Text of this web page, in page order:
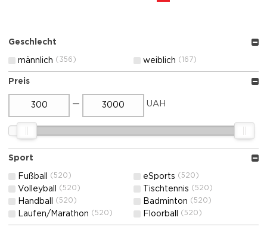
Geschlecht
männlich (356) weiblich (167)
Preis
— UAH
Sport
Fußball (520)
Volleyball (520)
Handball (520)
Laufen/Marathon (520)
eSports (520)
Tischtennis (520)
Badminton (520)
Floorball (520)